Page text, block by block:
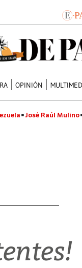
OPINIÓN
José Raúl Mulino